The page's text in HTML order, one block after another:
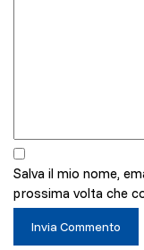
Salva il mio nome,
prossima volta che